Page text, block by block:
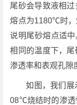
尾砂会导致液相
熔点为1180℃时，
说明尾砂熔点适
相同的温度下，
渗透率和表观孔隙
如图，我们展
08℃烧结时的渗透